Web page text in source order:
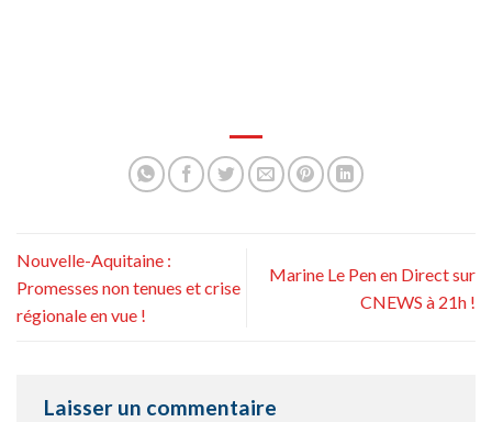
Nouvelle-Aquitaine :
Promesses non tenues et crise
régionale en vue !
Marine Le Pen en Direct sur
CNEWS à 21h !
Laisser un commentaire